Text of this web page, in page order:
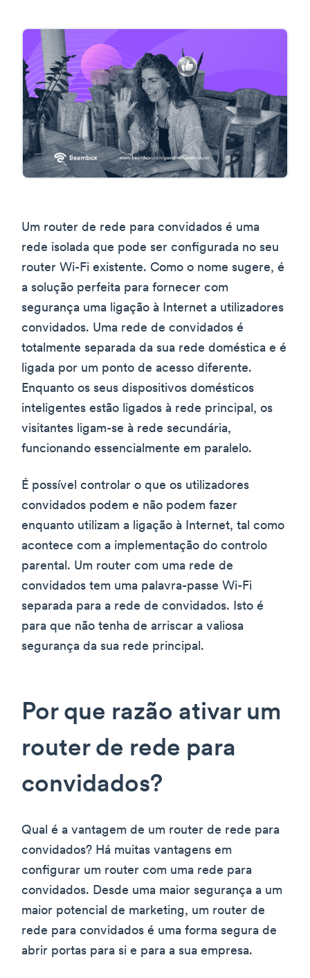
Um router de rede para convidados é uma
rede isolada que pode ser configurada no seu
router Wi-Fi existente. Como o nome sugere, é
a solução perfeita para fornecer com
segurança uma ligação à Internet a utilizadores
convidados. Uma rede de convidados é
totalmente separada da sua rede doméstica e é
ligada por um ponto de acesso diferente.
Enquanto os seus dispositivos domésticos
inteligentes estão ligados à rede principal, os
visitantes ligam-se à rede secundária,
funcionando essencialmente em paralelo.
É possível controlar o que os utilizadores
convidados podem e não podem fazer
enquanto utilizam a ligação à Internet, tal como
acontece com a implementação do controlo
parental. Um router com uma rede de
convidados tem uma palavra-passe Wi-Fi
separada para a rede de convidados. Isto é
para que não tenha de arriscar a valiosa
segurança da sua rede principal.
Por que razão ativar um
router de rede para
convidados?
Qual é a vantagem de um router de rede para
convidados? Há muitas vantagens em
configurar um router com uma rede para
convidados. Desde uma maior segurança a um
maior potencial de marketing, um router de
rede para convidados é uma forma segura de
abrir portas para si e para a sua empresa.